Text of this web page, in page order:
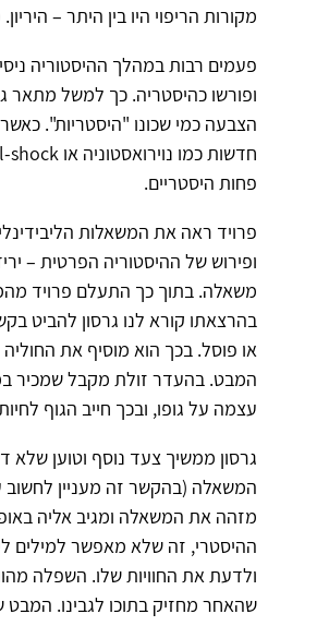
מקורות הריפוי היו בין היתר –
פעמים רבות במהלך ההיסטוריה
הצבעה כמי שכונו "היסטריות".
פחות היסטריים.
פרויד ראה את המשאלות
ופירוש של ההיסטוריה הפרטית –
משאלה. בתוך כך התעלם פרויד
בהרצאתו קורא לנו גרסון להביט
או פוסל. בכך הוא מוסיף את
המבט. בהעדר זולת מקבל שמכיר
עצמה על גופו, ובכך חייב הגוף
גרסון ממשיך צעד נוסף וטוען
המשאלה (בהקשר זה מעניין לחשוב
מזהה את המשאלה ומגיב אליה
ההיסטרי, זה שלא מאפשר למילים
ולדעת את החוויות שלו. השפלה
שהאחר מחזיק בתוכו לגבינו.